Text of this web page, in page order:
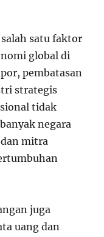
satu faktor
global di
pembatasan
strategis
tidak
negara
mitra
juga
uang dan